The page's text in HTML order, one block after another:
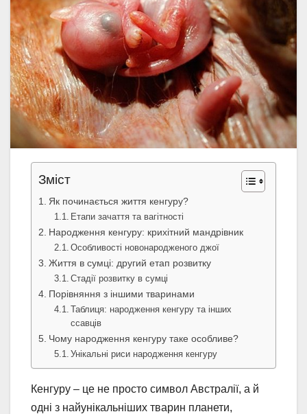
Зміст
Як починається життя кенгуру?
Етапи зачаття та вагітності
Народження кенгуру: крихітний мандрівник
Особливості новонародженого джої
Життя в сумці: другий етап розвитку
Стадії розвитку в сумці
Порівняння з іншими тваринами
Таблиця: народження кенгуру та інших
ссавців
Чому народження кенгуру таке особливе?
Унікальні риси народження кенгуру
Кенгуру – це не просто символ Австралії, а й
одні з найунікальніших тварин планети,